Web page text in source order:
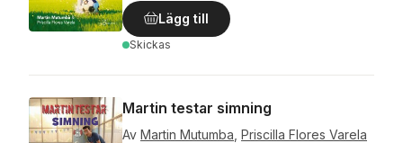
Lägg till
Skickas
Martin testar simning
Av Martin Mutumba Priscilla Flores Varela